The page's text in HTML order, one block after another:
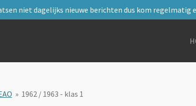
niet dagelijks nieuwe berichten dus kom regelmatig
» 1962 / 1963 - klas 1